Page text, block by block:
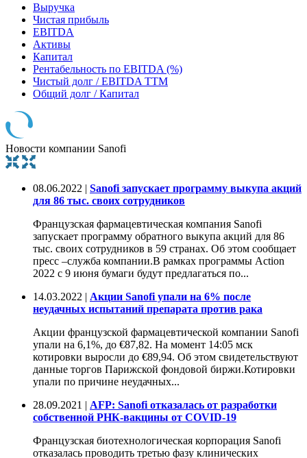
Выручка
Чистая прибыль
EBITDA
Активы
Капитал
Рентабельность по EBITDA (%)
Чистый долг / EBITDA TTM
Общий долг / Капитал
Новости компании Sanofi
08.06.2022 | Sanofi запускает программу выкупа акций
для 86 тыс. своих сотрудников
Французская фармацевтическая компания Sanofi
запускает программу обратного выкупа акций для 86
тыс. своих сотрудников в 59 странах. Об этом сообщает
пресс –служба компании.В рамках программы Action
2022 с 9 июня бумаги будут предлагаться по...
14.03.2022 | Акции Sanofi упали на 6% после
неудачных испытаний препарата против рака
Акции французской фармацевтической компании Sanofi
упали на 6,1%, до €87,82. На момент 14:05 мск
котировки выросли до €89,94. Об этом свидетельствуют
данные торгов Парижской фондовой биржи.Котировки
упали по причине неудачных...
28.09.2021 | AFP: Sanofi отказалась от разработки
собственной РНК-вакцины от COVID-19
Французская биотехнологическая корпорация Sanofi
отказалась проводить третью фазу клинических